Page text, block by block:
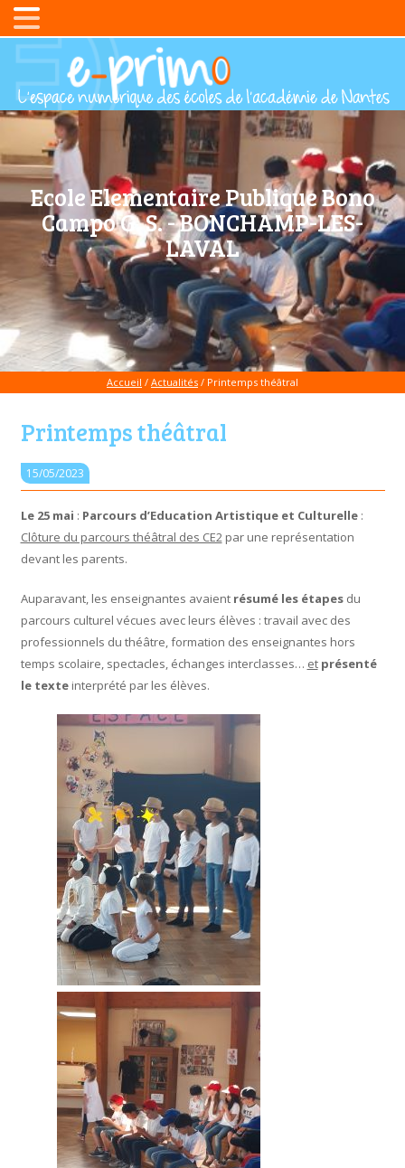
Ecole Elementaire Publique Bono
Campo G. S. - BONCHAMP-LES-
LAVAL
Accueil / Actualités / Printemps théâtral
Printemps théâtral
15/05/2023
Le 25 mai : Parcours d’Education Artistique et Culturelle :
Clôture du parcours théâtral des CE2par une représentation
devant les parents.
Auparavant, les enseignantes avaient résumé les étapesdu
parcours culturel vécues avec leurs élèves : travail avec des
professionnels du théâtre, formation des enseignantes hors
temps scolaire, spectacles, échanges interclasses… et présenté
le texteinterprété par les élèves.